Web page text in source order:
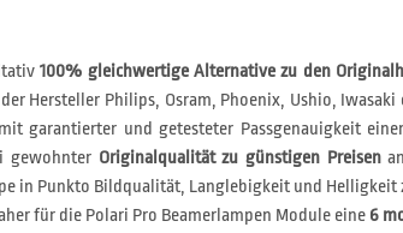
100% gleichwertige Alternative zu den
der Hersteller Philips, Osram, Phoenix, Ushio,
garantierter und getesteter Passgenauigkeit
gewohnter Originalqualität zu günstigen Preisen
in Punkto Bildqualität, Langlebigkeit und Helligkeit
für die Polari Pro Beamerlampen Module eine 6